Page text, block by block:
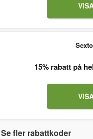
15% rabatt på
Se fler rabattkoder